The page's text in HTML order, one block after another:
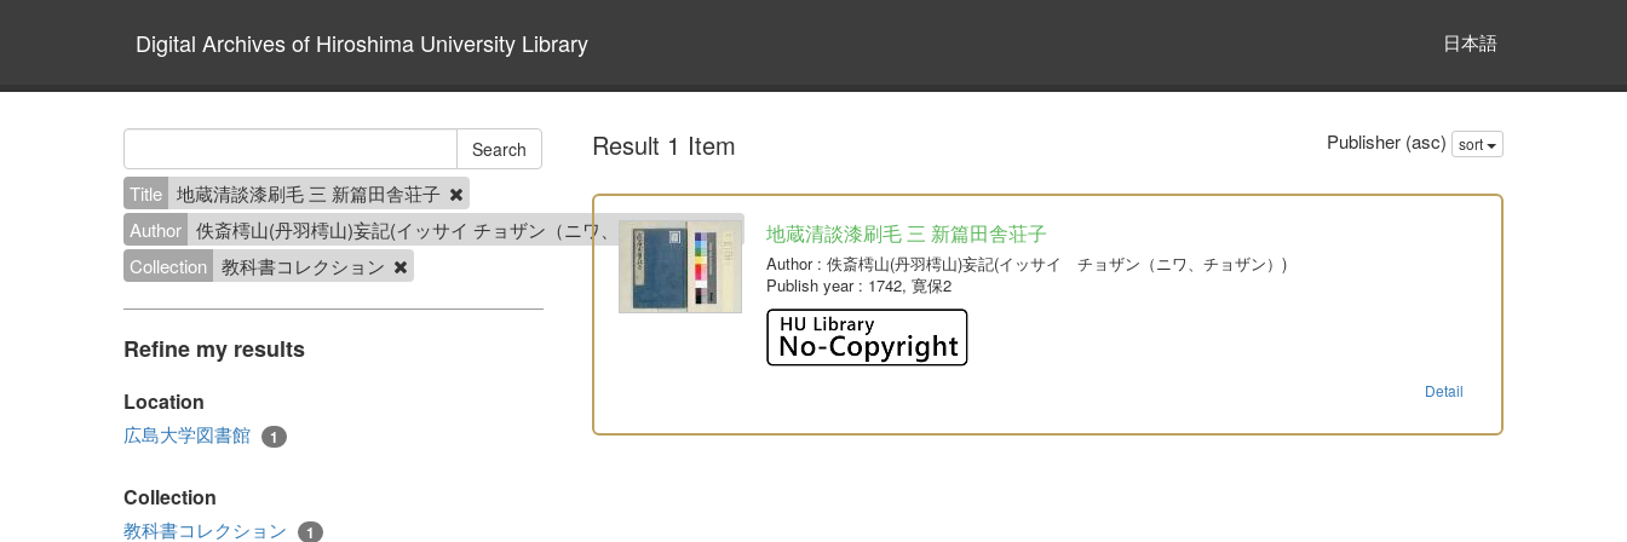
Digital Archives of Hiroshima University Library 日本語
Title 地蔵清談漆刷毛 三 新篇田舎荘子
Author 佚斎樗山(丹羽樗山)妄記(イッサイ チョザン（ニワ、チョザン）)
Collection 教科書コレクション
Refine my results
Location
広島大学図書館 1
Collection
教科書コレクション 1
Result 1 Item Publisher (asc) sort
地蔵清談漆刷毛 三 新篇田舎荘子
Author: 佚斎樗山(丹羽樗山)妄記(イッサイ チョザン（ニワ、チョザン）)
Publish year: 1742, 寛保2
Detail